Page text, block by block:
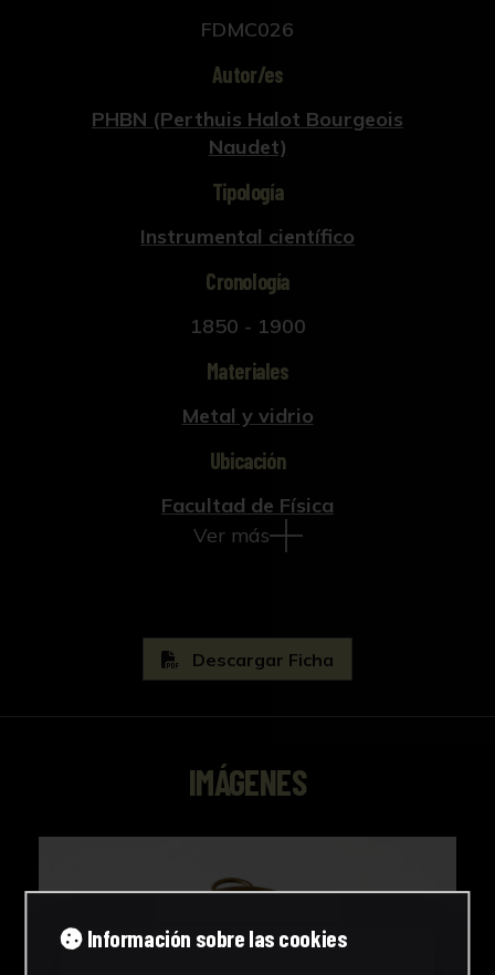
1866). Se llama también barómetro holostérico
o metálico. Se calibra con un barómetro de
Fuente: El mundo físico de Amédée Guillemin,
FDMC026
Autor/es
PHBN (Perthuis Halot Bourgeois
Naudet)
Tipología
Instrumental científico
Cronología
1850 - 1900
Materiales
Metal y vidrio
Ubicación
Facultad de Física
Ver más
Descargar Ficha
IMÁGENES
Información sobre las cookies